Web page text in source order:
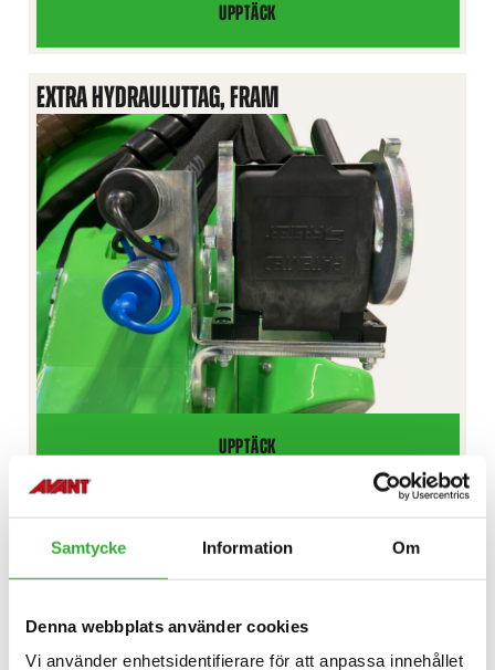
Samtycke Information Om
Denna webbplats använder cookies
Vi använder enhetsidentifierare för att anpassa innehållet
UPPTÄCK
ELFUNKTION
FÖR
BAKMONTERADE
REDSKAP
EXTRA HYDRAULUTTAG, FRAM
UPPTÄCK
EXTRA
FRAM
FRIHJULSKOPPLING